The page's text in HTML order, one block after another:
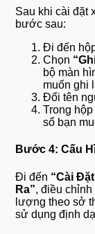
Sau khi cài đặt
bước sau:
Đi đến
Chọn
bộ màn
muốn ghi
Đổi tên
Trong
sổ bạn
Bước 4: Cấu
Đi đến “Cài
Ra”, điều
lượng theo sở
sử dụng định